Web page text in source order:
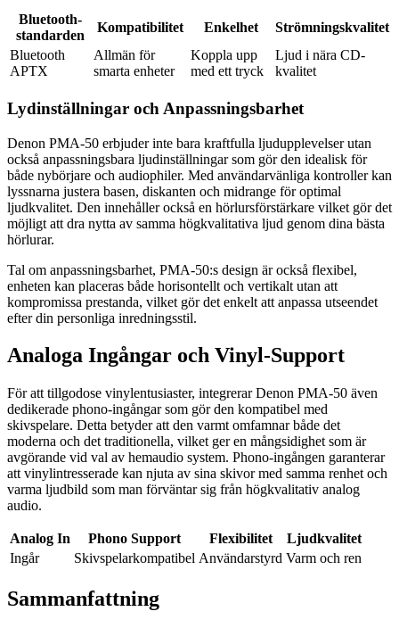
Bluetooth-
standarden
Kompatibilitet Enkelhet
Strömningskvalitet
Bluetooth
APTX
Allmän för
smarta enheter
Koppla upp
med ett tryck
Ljud i nära CD-
kvalitet
Lydinställningar och Anpassningsbarhet
Denon PMA-50 erbjuder inte bara kraftfulla ljudupplevelser utan
också anpassningsbara ljudinställningar som gör den idealisk för
både nybörjare och audiophiler. Med användarvänliga kontroller kan
lyssnarna justera basen, diskanten och midrange för optimal
ljudkvalitet. Den innehåller också en hörlursförstärkare vilket gör det
möjligt att dra nytta av samma högkvalitativa ljud genom dina bästa
hörlurar.
Tal om anpassningsbarhet, PMA-50:s design är också flexibel,
enheten kan placeras både horisontellt och vertikalt utan att
kompromissa prestanda, vilket gör det enkelt att anpassa utseendet
efter din personliga inredningsstil.
Analoga Ingångar och Vinyl-Support
För att tillgodose vinylentusiaster, integrerar Denon PMA-50 även
dedikerade phono-ingångar som gör den kompatibel med
skivspelare. Detta betyder att den varmt omfamnar både det
moderna och det traditionella, vilket ger en mångsidighet som är
avgörande vid val av hemaudio system. Phono-ingången garanterar
att vinylintresserade kan njuta av sina skivor med samma renhet och
varma ljudbild som man förväntar sig från högkvalitativ analog
audio.
Analog In Phono Support Flexibilitet
Ljudkvalitet
Ingår
Skivspelarkompatibel Användarstyrd Varm och ren
Sammanfattning